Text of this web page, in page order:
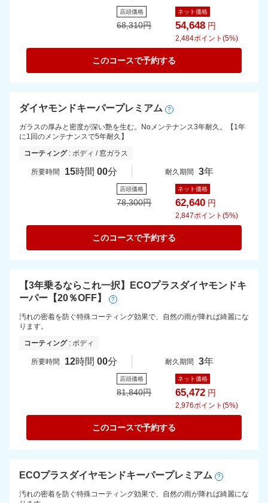
店頭価格
68,310円
ネット価格
54,648 円
2,484ポイント(5%)
このコースで予約する
ダイヤモンドキーパープレミアム ?
ガラスの厚みと密度が深い艶を生む。Noメンテナンス3年耐久。【1年
に1回のメンテナンスで5年耐久】
コーティング: ボディ / 窓ガラス
所要時間 15時間 00分 耐久期間 3年
店頭価格
78,300円
ネット価格
62,640 円
2,847ポイント(5%)
このコースで予約する
【3年乗るならこれ一択】ECOプラスダイヤモンドキ
ーパー【20％OFF】
?
汚れの密着を防ぐ特殊コーティング効果で、自然の雨が降れば綺麗にな
ります。
コーティング: ボディ
所要時間 12時間 00分 耐久期間 3年
店頭価格
81,840円
ネット価格
65,472 円
2,976ポイント(5%)
このコースで予約する
ECOプラスダイヤモンドキーパープレミアム ?
汚れの密着を防ぐ特殊コーティング効果で、自然の雨が降れば綺麗にな